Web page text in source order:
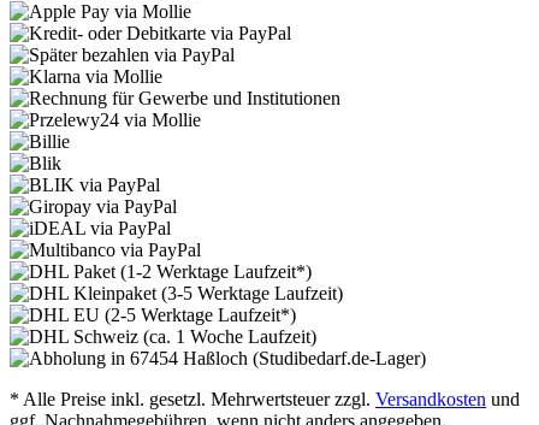
* Alle Preise inkl. gesetzl. Mehrwertsteuer zzgl. Versandkosten und
ggf. Nachnahmegebühren, wenn nicht anders angegeben.